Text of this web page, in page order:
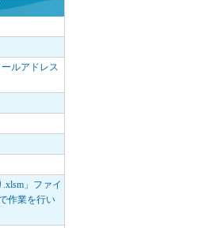
ルアドレス
.xlsm」ファイ
作業を行い